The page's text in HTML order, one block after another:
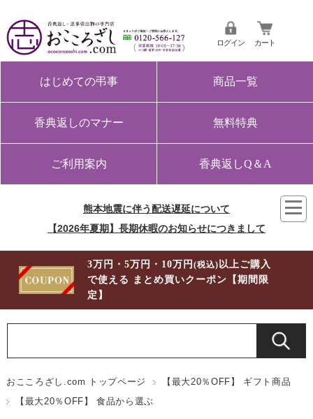
ログイン カート
はじめての弔事 商品一覧
香典返しのマナー 無料特典
ご利用案内 香典返しQ＆A
熊本地震に伴う配送遅延について
【2026年夏期】長期休暇のお知らせにつきまして
3万円・5万円・10万円(税込) 以上ご購入
で使える まとめ買いクーポン【期間限
定】
おこころざし.com トップページ
【最大20％OFF】 ギフト商品
【最大20％OFF】 食品から選ぶ